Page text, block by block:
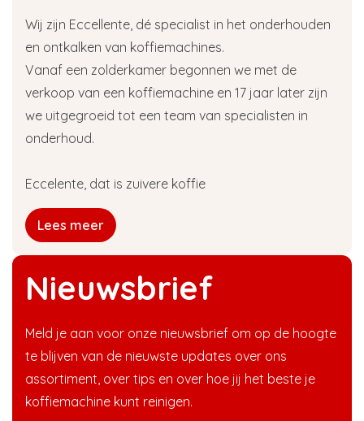
Nieuwsbrief
Meld je aan voor onze nieuwsbrief om op de hoogte
te blijven van de nieuwste updates over ons
assortiment, over tips en over hoe jij het beste je
koffiemachine kunt reinigen.
Wij zijn Eccellente, dé specialist in het onderhouden
en ontkalken van koffiemachines.
Vanaf een zolderkamer begonnen we met de
verkoop van een koffiemachine en 17 jaar later zijn
we uitgegroeid tot een team van specialisten in
onderhoud.
Eccelente, dat is zuivere koffie
Lees meer